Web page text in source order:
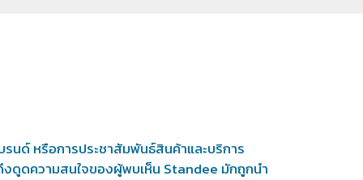
นด์ หรือการประชาสัมพันธ์สินค้าและบริการ
ดูดความสนใจของผู้พบเห็น Standee มักถูกนำ